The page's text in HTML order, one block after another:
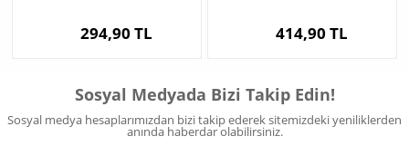
294,90 TL 414,90 TL
Sosyal Medyada Bizi Takip Edin!
Sosyal medya hesaplarımızdan bizi takip ederek sitemizdeki yeniliklerden
anında haberdar olabilirsiniz.